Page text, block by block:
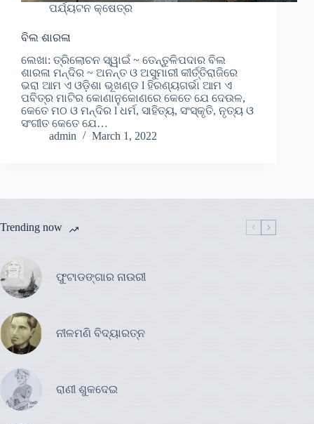
ପର୍ଯ୍ୟଟନ କ୍ଷେତ୍ର
ବିଲ ଶାରଳା
ଲେଖା: ତ୍ରିଲୋଚନ ସ୍ୱାଇଁ ~ ତେନ୍ତୁଳିପଦାର ବିଲ
ଶାରଳା ମନ୍ଦିର ~ ଅନନ୍ତ ଓ ଅସୁମାରୀ କୀର୍ତ୍ତିରାଜିରେ
ଭରା ଆମ ଏ ଓଡ଼ିଶା ଭୂଖଣ୍ଡ l ହିରଣ୍ୟଗର୍ଭା ଆମ ଏ
ପବିତ୍ର ମାଟିର କୋଣାନୁକୋଣରେ କେତେ ଯେ ଦେଉଳ,
କେତେ ମଠ ଓ ମନ୍ଦିର l ଧର୍ମ, ସାହିତ୍ୟ, ସଂସ୍କୃତି, ନୃତ୍ୟ ଓ
ସଂଗୀତ କେତେ ଯେ…
admin
March 1, 2022
Trending now
ଫୁଟାଡଙ୍ଗାର ନାଉରୀ
ନୀଳମଣି ବିଦ୍ୟାରତ୍ନ
ରାଣୀ ଶୁକଦେଇ